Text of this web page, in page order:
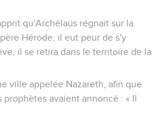
qu'Archélaüs régnait sur la
Hérode, il eut peur de s'y
il se retira dans le territoire de la
ville appelée Nazareth, afin que
prophètes avaient annoncé : « Il